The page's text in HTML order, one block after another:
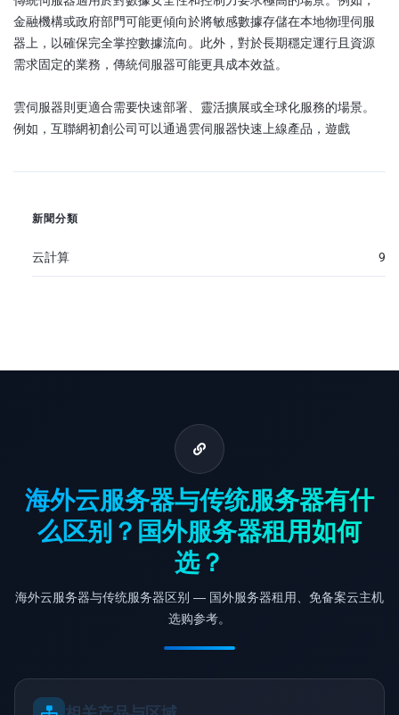
金融機構或政府部門可能更傾向於將敏感數據存儲在本地物理伺服
器上，以確保完全掌控數據流向。此外，對於長期穩定運行且資源
需求固定的業務，傳統伺服器可能更具成本效益。
雲伺服器則更適合需要快速部署、靈活擴展或全球化服務的場景。
例如，互聯網初創公司可以通過雲伺服器快速上線產品，遊戲
新聞分類
云計算 9
海外云服务器与传统服务器有什
么区别？国外服务器租用如何
选？
海外云服务器与传统服务器区别 — 国外服务器租用、免备案云主机
选购参考。